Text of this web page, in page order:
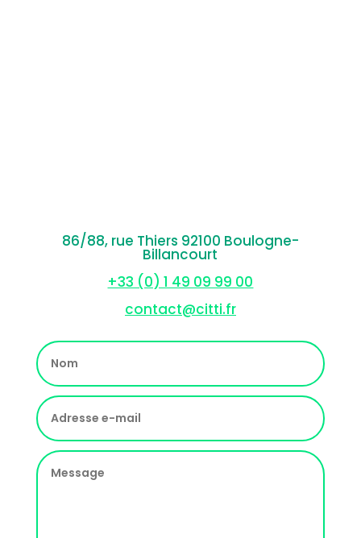
86/88, rue Thiers 92100 Boulogne-
Billancourt
+33 (0) 1 49 09 99 00
contact@citti.fr